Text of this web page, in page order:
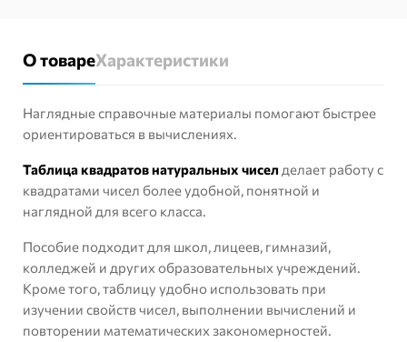
О товареХарактеристики
Наглядные справочные материалы помогают быстрее
ориентироваться в вычислениях.
Таблица квадратов натуральных чисел делает работу с
квадратами чисел более удобной, понятной и
наглядной для всего класса.
Пособие подходит для школ, лицеев, гимназий,
колледжей и других образовательных учреждений.
Кроме того, таблицу удобно использовать при
изучении свойств чисел, выполнении вычислений и
повторении математических закономерностей.